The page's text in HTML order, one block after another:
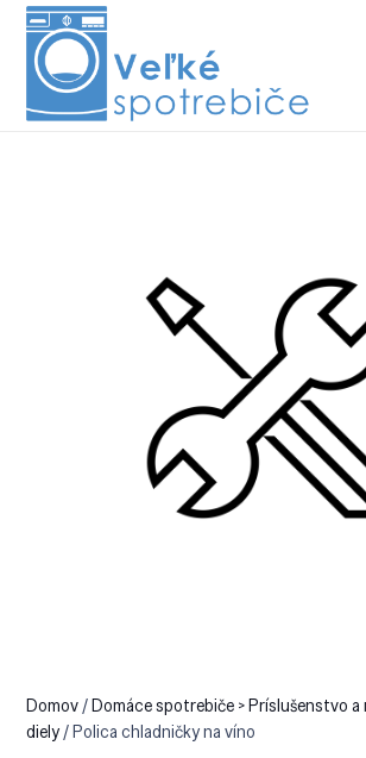
Domov/Domáce spotrebiče > Príslušenstvo a
diely/ Polica chladničky na víno